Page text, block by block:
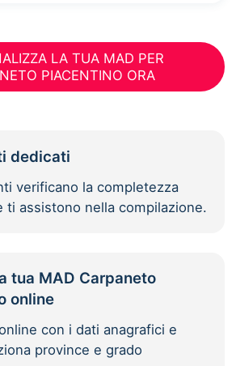
LA TUA MAD PER
PIACENTINO ORA
dedicati
verificano la completezza
ti assistono nella compilazione.
tua MAD Carpaneto
online
con i dati anagrafici e
province e grado